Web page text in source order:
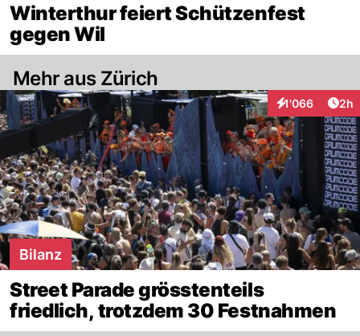
Winterthur feiert Schützenfest
gegen Wil
Mehr aus Zürich
1'066
Interaktionen2h
Bilanz
Street Parade grösstenteils
friedlich, trotzdem 30 Festnahmen